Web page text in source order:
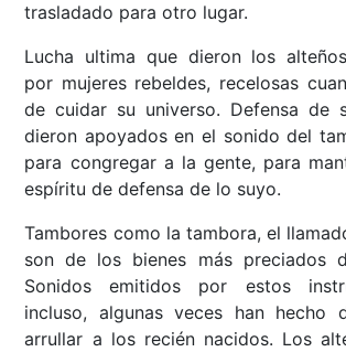
trasladado para otro lugar.
Lucha ultima que dieron los
por mujeres rebeldes, recelosas
de cuidar su universo. Defensa de
dieron apoyados en el sonido del
para congregar a la gente, para
espíritu de defensa de lo suyo.
Tambores como la tambora, el
son de los bienes más preciados
Sonidos emitidos por estos
incluso, algunas veces han hecho
arrullar a los recién nacidos. Los